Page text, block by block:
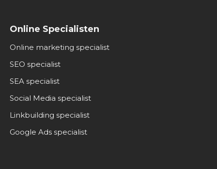
Online Specialisten
Online marketing specialist
SEO specialist
SEA specialist
Social Media specialist
Linkbuilding specialist
Google Ads specialist